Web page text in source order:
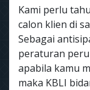
Kami perlu
calon klien di
Sebagai
peraturan
apabila kamu
maka KBLI